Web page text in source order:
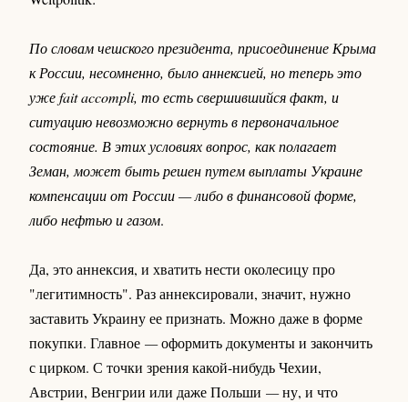
По словам чешского президента, присоединение Крыма
к России, несомненно, было аннексией, но теперь это
уже fait accompli, то есть свершившийся факт, и
ситуацию невозможно вернуть в первоначальное
состояние. В этих условиях вопрос, как полагает
Земан, может быть решен путем выплаты Украине
компенсации от России — либо в финансовой форме,
либо нефтью и газом.
Да, это аннексия, и хватить нести околесицу про
"легитимность". Раз аннексировали, значит, нужно
заставить Украину ее признать. Можно даже в форме
покупки. Главное —оформить документы и закончить
с цирком. С точки зрения какой-нибудь Чехии,
Австрии, Венгрии или даже Польши —ну, и что